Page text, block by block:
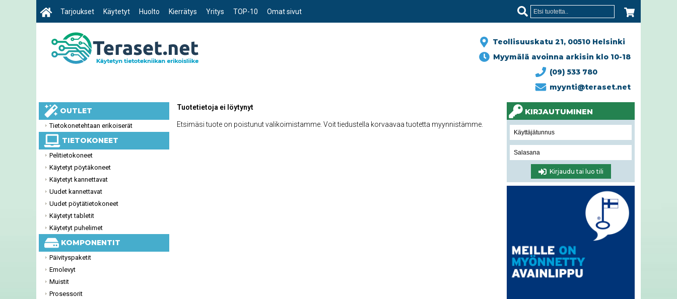
Teollisuuskatu 21, 00510 Helsinki
Myymälä avoinna arkisin klo 10-18
(09) 533 780
myynti@teraset.net
Tarjoukset Käytetyt Huolto Kierrätys Yritys TOP-10 Omat sivut
OUTLET
Tietokonetehtaan erikoiserät
TIETOKONEET
Pelitietokoneet
Käytetyt pöytäkoneet
Käytetyt kannettavat
Uudet kannettavat
Uudet pöytätietokoneet
Käytetyt tabletit
Käytetyt puhelimet
KOMPONENTIT
Päivityspaketit
Emolevyt
Muistit
Prosessorit
Tuotetietoja ei löytynyt
Etsimäsi tuote on poistunut valikoimistamme. Voit tiedustella korvaavaa tuotetta myynnistämme.
KIRJAUTUMINEN
Kirjaudu tai luo tili